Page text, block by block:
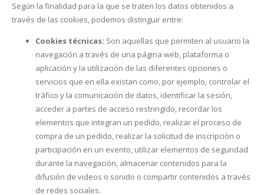
Según la finalidad para la que se traten los datos obtenidos a
través de las cookies, podemos distinguir entre:
Cookies técnicas: Son aquellas que permiten al usuario la
navegación a través de una página web, plataforma o
aplicación y la utilización de las diferentes opciones o
servicios que en ella existan como, por ejemplo, controlar el
tráfico y la comunicación de datos, identificar la sesión,
acceder a partes de acceso restringido, recordar los
elementos que integran un pedido, realizar el proceso de
compra de un pedido, realizar la solicitud de inscripción o
participación en un evento, utilizar elementos de seguridad
durante la navegación, almacenar contenidos para la
difusión de videos o sonido o compartir contenidos a través
de redes sociales.